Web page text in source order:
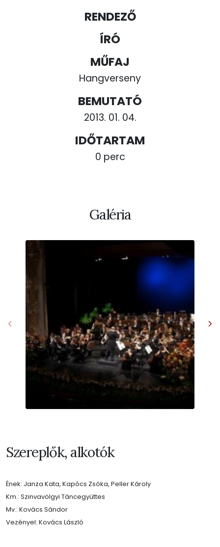
RENDEZŐ
ÍRÓ
MŰFAJ
Hangverseny
BEMUTATÓ
2013. 01. 04.
IDŐTARTAM
0 perc
Galéria
Szereplők, alkotók
Ének: Janza Kata, Kapócs Zsóka, Peller Károly
Km.: Szinvavölgyi Táncegyüttes
Mv.: Kovács Sándor
Vezényel: Kovács László